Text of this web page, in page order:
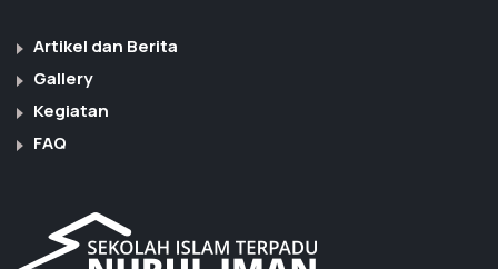
Artikel dan Berita
Gallery
Kegiatan
FAQ